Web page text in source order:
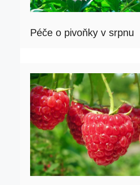
Péče o pivoňky v srpnu